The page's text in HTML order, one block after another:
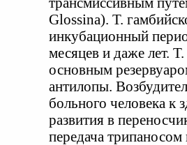
Glossina). Т.
инкубационный
месяцев и даже лет.
основным
антилопы.
больного человека к
развития в
передача